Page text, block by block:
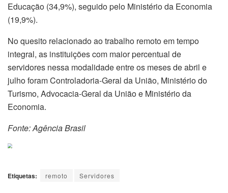
Educação (34,9%), seguido pelo Ministério da Economia
(19,9%).
No quesito relacionado ao trabalho remoto em tempo
integral, as instituições com maior percentual de
servidores nessa modalidade entre os meses de abril e
julho foram Controladoria-Geral da União, Ministério do
Turismo, Advocacia-Geral da União e Ministério da
Economia.
Fonte: Agência Brasil
Etiquetas: remoto Servidores